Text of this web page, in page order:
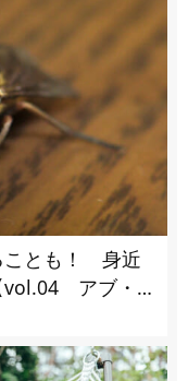
ことも！ 身近
vol.04 アブ・ブ